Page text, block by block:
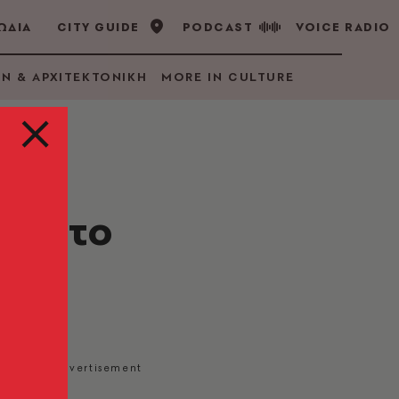
CITY GUIDE PODCAST VOICE RADIO
& ΑΡΧΙΤΕΚΤΟΝΙΚΗ MORE IN CULTURE
το